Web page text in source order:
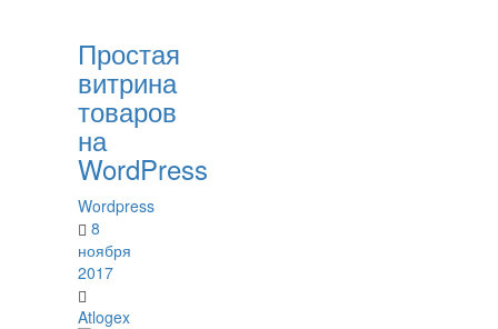
Простая
витрина
товаров
на
WordPress
Wordpress
8
ноября
2017
Atlogex